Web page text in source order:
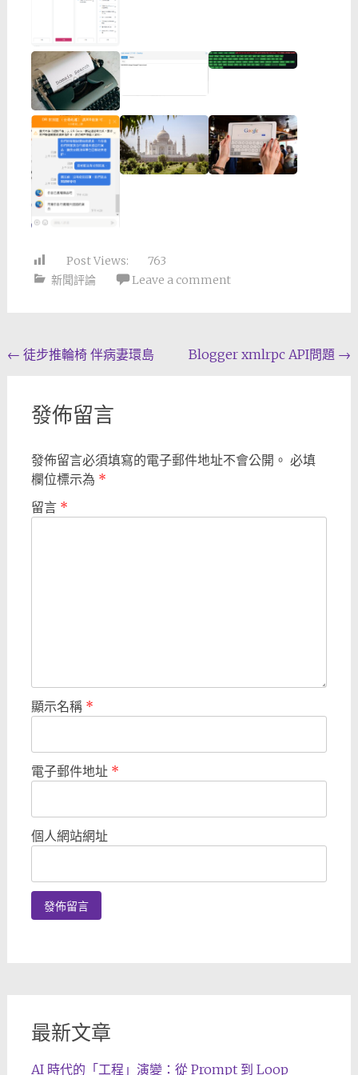
Post Views:
763
新聞評論
Leave a comment
Post
← 徒步推輪椅 伴病妻環島 Blogger xmlrpc API問題 →
發佈留言
發佈留言必須填寫的電子郵件地址不會公開。 必填
欄位標示為 *
留言 *
顯示名稱 *
電子郵件地址 *
個人網站網址
最新文章
AI 時代的「工程」演變：從 Prompt 到 Loop